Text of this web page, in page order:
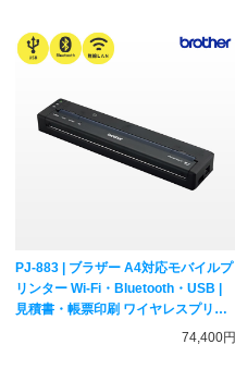
PJ-883 | ブラザー A4対応モバイルプ
リンター Wi-Fi・Bluetooth・USB |
見積書・帳票印刷 ワイヤレスプリン
74,400円